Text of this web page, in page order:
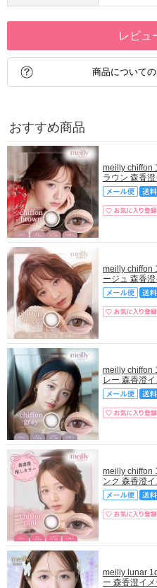
レビュ
商品について
おすすめ商品
meilly chiffon
ラウン 森香
meilly chiffon
ージュ 森香
meilly chiffon
レー 森香澄
meilly chiffon
ンク 森香澄
meilly lunar
ー 森香澄イ